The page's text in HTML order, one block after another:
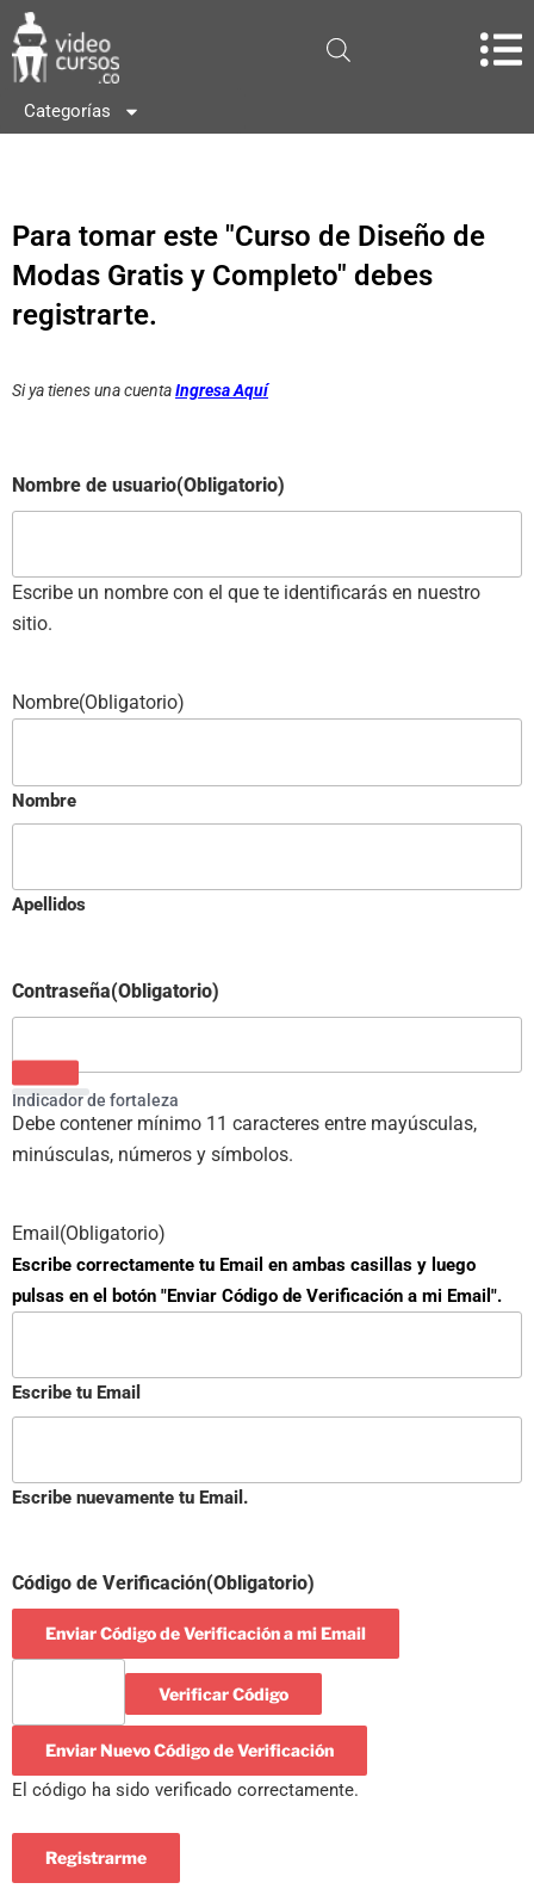
Categorías
Para tomar este "Curso de Diseño de
Modas Gratis y Completo" debes
registrarte.
Si ya tienes una cuentaIngresa Aquí
Nombre de usuario(Obligatorio)
Escribe un nombre con el que te identificarás en nuestro
sitio.
Nombre(Obligatorio)
Nombre
Apellidos
Contraseña(Obligatorio)
Indicador de fortaleza
Debe contener mínimo 11 caracteres entre mayúsculas,
minúsculas, números y símbolos.
Email(Obligatorio)
Escribe correctamente tu Email en ambas casillas y luego
pulsas en el botón "Enviar Código de Verificación a mi Email".
Escribe tu Email
Escribe nuevamente tu Email.
Código de Verificación(Obligatorio)
Enviar Código de Verificación a mi Email
Verificar Código
Enviar Nuevo Código de Verificación
El código ha sido verificado correctamente.
Registrarme